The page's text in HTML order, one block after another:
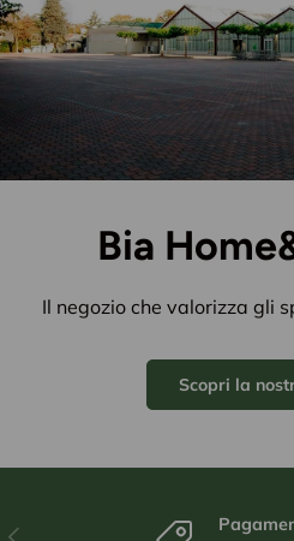
Bia
Il negozio che valorizza gli
Scopri la
Indietro